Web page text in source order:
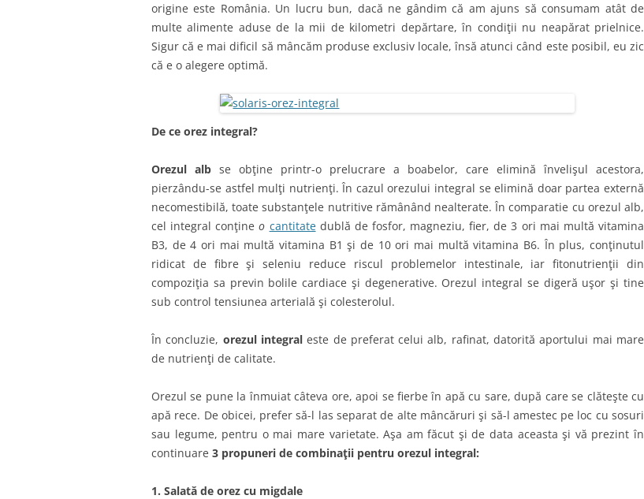
origine este România. Un lucru bun, dacă ne gândim că am ajuns să consumam atât de
multe alimente aduse de la mii de kilometri depărtare, în condiţii nu neapărat prielnice.
Sigur că e mai dificil să mâncăm produse exclusiv locale, însă atunci când este posibil, eu zic
că e o alegere optimă.
De ce orez integral?
Orezul alb se obţine printr-o prelucrare a boabelor, care elimină învelişul acestora,
pierzându-se astfel mulţi nutrienţi. În cazul orezului integral se elimină doar partea externă
necomestibilă, toate substanţele nutritive rămânând nealterate. În comparatie cu orezul alb,
cel integral conţineo cantitatedublă de fosfor, magneziu, fier, de 3 ori mai multă vitamina
B3, de 4 ori mai multă vitamina B1 şi de 10 ori mai multă vitamina B6. În plus, conţinutul
ridicat de fibre şi seleniu reduce riscul problemelor intestinale, iar fitonutrienţii din
compoziţia sa previn bolile cardiace şi degenerative. Orezul integral se digeră uşor şi tine
sub control tensiunea arterială şi colesterolul.
În concluzie, orezul integraleste de preferat celui alb, rafinat, datorită aportului mai mare
de nutrienţi de calitate.
Orezul se pune la înmuiat câteva ore, apoi se fierbe în apă cu sare, după care se clăteşte cu
apă rece. De obicei, prefer să-l las separat de alte mâncăruri şi să-l amestec pe loc cu sosuri
sau legume, pentru o mai mare varietate. Aşa am făcut şi de data aceasta şi vă prezint în
continuare 3 propuneri de combinaţii pentru orezul integral:
1. Salată de orez cu migdale